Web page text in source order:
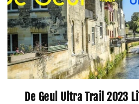
De Geul Ultra Trail 2023